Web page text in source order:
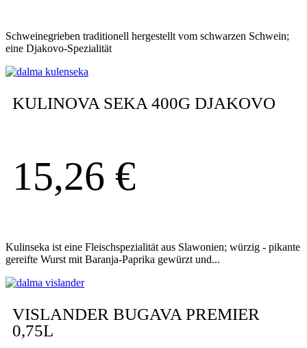
Schweinegrieben traditionell hergestellt vom schwarzen Schwein;
eine Djakovo-Spezialität
KULINOVA SEKA 400G DJAKOVO
15,26 €
Kulinseka ist eine Fleischspezialität aus Slawonien; würzig - pikante
gereifte Wurst mit Baranja-Paprika gewürzt und...
VISLANDER BUGAVA PREMIER
0,75L